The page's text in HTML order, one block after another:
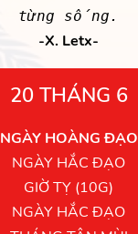
từng sống.
-X. Letx-
20 THÁNG 6
NGÀY HOÀNG ĐẠO
NGÀY HẮC ĐẠO
GIỜ TỴ (10G)
NGÀY HẮC ĐẠO